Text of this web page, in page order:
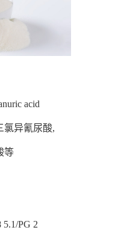
acid
氯异氰尿酸,
等
PG 2